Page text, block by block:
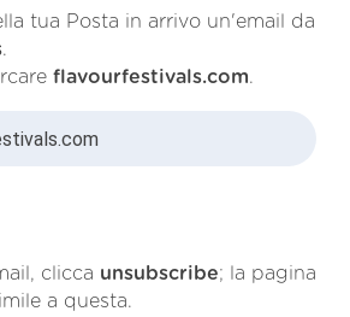
tua Posta in arrivo un'email da
.
flavourfestivals.com.
clicca unsubscribe; la pagina
a questa.